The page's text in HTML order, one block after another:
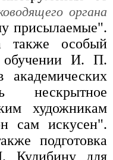
органа
присылаемые".
также особый
обучении И. П.
академических
нескрытное
художникам
сам искусен".
подготовка
Кулибину для